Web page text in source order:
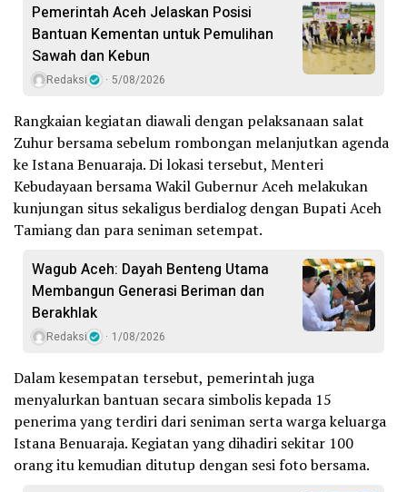
Pemerintah Aceh Jelaskan Posisi
Bantuan Kementan untuk Pemulihan
Sawah dan Kebun
Redaksi 5/08/2026
Rangkaian kegiatan diawali dengan pelaksanaan salat
Zuhur bersama sebelum rombongan melanjutkan agenda
ke Istana Benuaraja. Di lokasi tersebut, Menteri
Kebudayaan bersama Wakil Gubernur Aceh melakukan
kunjungan situs sekaligus berdialog dengan Bupati Aceh
Tamiang dan para seniman setempat.
Wagub Aceh: Dayah Benteng Utama
Membangun Generasi Beriman dan
Berakhlak
Redaksi 1/08/2026
Dalam kesempatan tersebut, pemerintah juga
menyalurkan bantuan secara simbolis kepada 15
penerima yang terdiri dari seniman serta warga keluarga
Istana Benuaraja. Kegiatan yang dihadiri sekitar 100
orang itu kemudian ditutup dengan sesi foto bersama.